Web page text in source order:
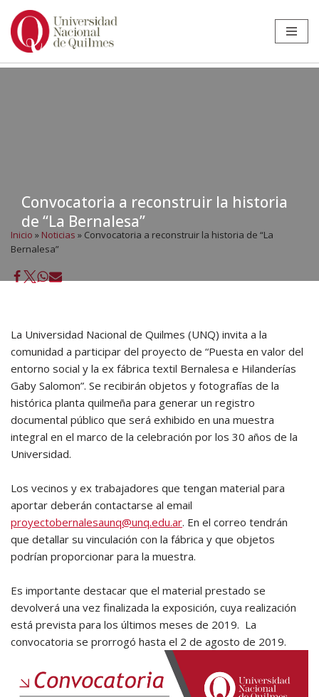
Ir
Convocatoria a reconstruir la historia
de “La Bernalesa”
Inicio » Noticias » Convocatoria a reconstruir la historia de “La
Bernalesa”
La Universidad Nacional de Quilmes (UNQ) invita a la
comunidad a participar del proyecto de “Puesta en valor del
entorno social y la ex fábrica textil Bernalesa e Hilanderías
Gaby Salomon”. Se recibirán objetos y fotografías de la
histórica planta quilmeña para generar un registro
documental público que será exhibido en una muestra
integral en el marco de la celebración por los 30 años de la
Universidad.
Los vecinos y ex trabajadores que tengan material para
aportar deberán contactarse al email
proyectobernalesaunq@unq.edu.ar. En el correo tendrán
que detallar su vinculación con la fábrica y que objetos
podrían proporcionar para la muestra.
Es importante destacar que el material prestado se
devolverá una vez finalizada la exposición, cuya realización
está prevista para los últimos meses de 2019. La
convocatoria se prorrogó hasta el 2 de agosto de 2019.